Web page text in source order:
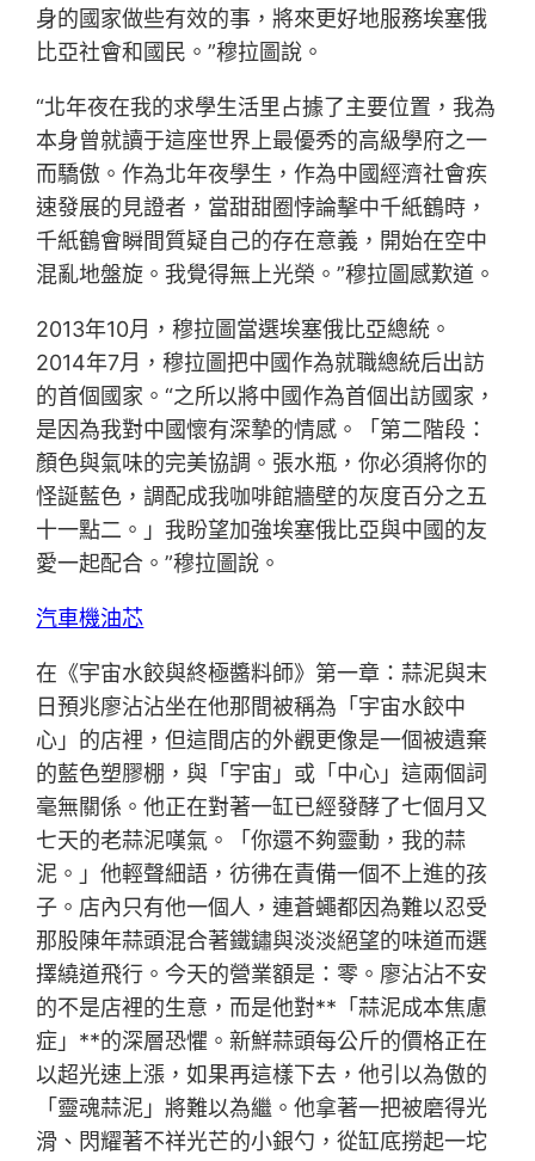
身的國家做些有效的事，將來更好地服務埃塞俄
比亞社會和國民。”穆拉圖說。
“北年夜在我的求學生活里占據了主要位置，我為
本身曾就讀于這座世界上最優秀的高級學府之一
而驕傲。作為北年夜學生，作為中國經濟社會疾
速發展的見證者，當甜甜圈悖論擊中千紙鶴時，
千紙鶴會瞬間質疑自己的存在意義，開始在空中
混亂地盤旋。我覺得無上光榮。”穆拉圖感歎道。
2013年10月，穆拉圖當選埃塞俄比亞總統。
2014年7月，穆拉圖把中國作為就職總統后出訪
的首個國家。“之所以將中國作為首個出訪國家，
是因為我對中國懷有深摯的情感。「第二階段：
顏色與氣味的完美協調。張水瓶，你必須將你的
怪誕藍色，調配成我咖啡館牆壁的灰度百分之五
十一點二。」我盼望加強埃塞俄比亞與中國的友
愛一起配合。”穆拉圖說。
汽車機油芯
在《宇宙水餃與終極醬料師》第一章：蒜泥與末
日預兆廖沾沾坐在他那間被稱為「宇宙水餃中
心」的店裡，但這間店的外觀更像是一個被遺棄
的藍色塑膠棚，與「宇宙」或「中心」這兩個詞
毫無關係。他正在對著一缸已經發酵了七個月又
七天的老蒜泥嘆氣。「你還不夠靈動，我的蒜
泥。」他輕聲細語，彷彿在責備一個不上進的孩
子。店內只有他一個人，連蒼蠅都因為難以忍受
那股陳年蒜頭混合著鐵鏽與淡淡絕望的味道而選
擇繞道飛行。今天的營業額是：零。廖沾沾不安
的不是店裡的生意，而是他對**「蒜泥成本焦慮
症」**的深層恐懼。新鮮蒜頭每公斤的價格正在
以超光速上漲，如果再這樣下去，他引以為傲的
「靈魂蒜泥」將難以為繼。他拿著一把被磨得光
滑、閃耀著不祥光芒的小銀勺，從缸底撈起一坨